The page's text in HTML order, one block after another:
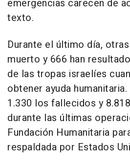
emergencias carecen de
texto.
Durante el último día,
muerto y 666 han
de las tropas israelíes
obtener ayuda
1.330 los fallecidos y
durante las últimas
Fundación Humanitaria
respaldada por Estados